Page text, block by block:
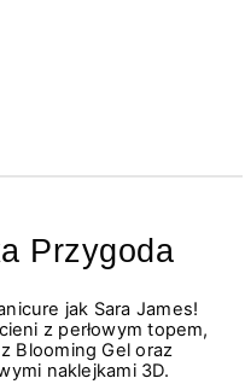
Przygoda
jak Sara James!
z perłowym topem,
Blooming Gel oraz
naklejkami 3D.